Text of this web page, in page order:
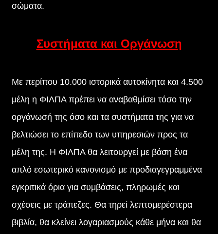
σώματα.
Συστήματα και Οργάνωση
Με περίπου 10.000 ιστορικά αυτοκίνητα και 4.500
μέλη η ΦΙΛΠΑ πρέπει να αναβαθμίσει τόσο την
οργάνωσή της όσο και τα συστήματα της για να
βελτιώσει το επίπεδο των υπηρεσιών προς τα
μέλη της. Η ΦΙΛΠΑ θα λειτουργεί με βάση ένα
απλό εσωτερικό κανονισμό με προδιαγεγραμμένα
εγκριτικά όρια για συμβάσεις, πληρωμές και
σχέσεις με τράπεζες. Θα τηρεί λεπτομερέστερα
βιβλία, θα κλείνει λογαριασμούς κάθε μήνα και θα